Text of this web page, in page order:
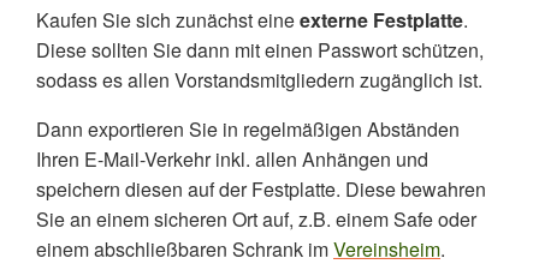
Kaufen Sie sich zunächst eineexterne Festplatte.
Diese sollten Sie dann mit einen Passwort schützen,
sodass es allen Vorstandsmitgliedern zugänglich ist.
Dann exportieren Sie in regelmäßigen Abständen
Ihren E-Mail-Verkehr inkl. allen Anhängen und
speichern diesen auf der Festplatte. Diese bewahren
Sie an einem sicheren Ort auf, z.B. einem Safe oder
einem abschließbaren Schrank imVereinsheim.